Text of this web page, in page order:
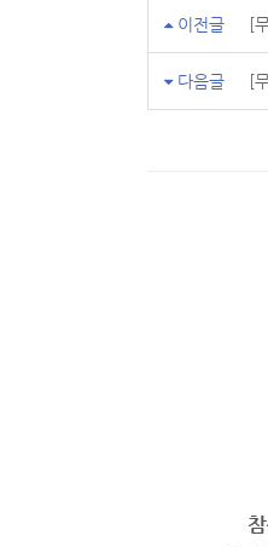
이전글 [
다음글 [